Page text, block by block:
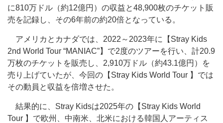
に810万ドル（約12億円）の収益と48,900枚のチケット販
売を記録し、その6年前の約20倍となっている。
アメリカとカナダでは、2022～2023年に【Stray Kids
2nd World Tour “MANIAC”】で2度のツアーを行い、計20.9
万枚のチケットを販売し、2,910万ドル（約43.1億円）を
売り上げていたが、今回の【Stray Kids World Tour 】では
その動員と収益を倍増させた。
結果的に、Stray Kidsは2025年の【Stray Kids World
Tour 】で欧州、中南米、北米における韓国人アーティス